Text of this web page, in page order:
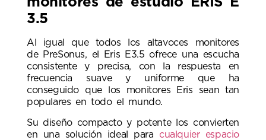
3.5
Al igual que todos los altavoces monitores
de PreSonus, el Eris E3.5 ofrece una escucha
consistente y precisa, con la respuesta en
frecuencia suave y uniforme que ha
conseguido que los monitores Eris sean tan
populares en todo el mundo.
Su diseño compacto y potente los convierten
en una solución ideal para cualquier espacio